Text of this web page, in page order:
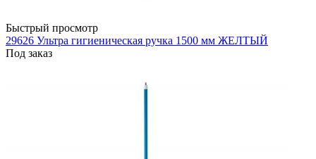
Быстрый просмотр
29626 Ультра гигиеническая ручка 1500 мм ЖЕЛТЫЙ
Под заказ